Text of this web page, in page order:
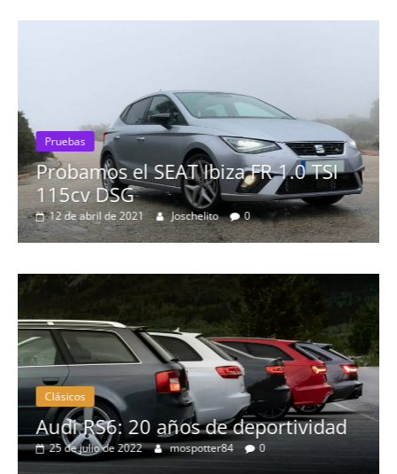
TSI
Pruebas
Joschelito
Clásicos